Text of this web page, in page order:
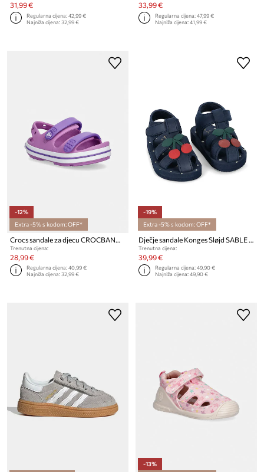
31,99 €
Regularna cijena:42,99 €
Najniža cijena:32,99 €
33,99 €
Regularna cijena:47,99 €
Najniža cijena:41,99 €
-12%
Extra -5% s kodom: OFF*
Trenutna cijena:
28,99 €
Regularna cijena:40,99 €
Najniža cijena:32,99 €
-19%
Extra -5% s kodom: OFF*
Trenutna cijena:
39,99 €
Regularna cijena:49,90 €
Najniža cijena:49,90 €
-13%